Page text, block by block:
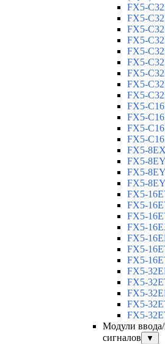
FX5-
FX5-
FX5-
FX5-
FX5-
FX5-
FX5-
FX5-
FX5-
FX5-
FX5-
FX5-
FX5-
FX5-
FX5-
FX5-
FX5-
FX5-
FX5-
FX5-
FX5-
FX5-
FX5-
FX5-
FX5-
FX5-
FX5-
FX5-
FX5-
Модули
сигналов
▼